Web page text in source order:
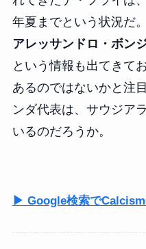
年夏までという状況だ
アレッサンドロ・ボン
という情報も出てきて
あるのではないかと注
ンダ代表は、サウジア
いるのだろうか。
▶ Google検索で